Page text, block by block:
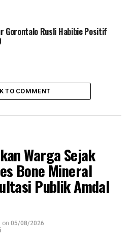
DI INDONESIA
Sebut Ada “Kongkalingkong” di
Massal Disinfektan ke Wilayah
Gorontalo Rusli Habibie Positif
TO COMMENT
Warga Sejak
Bone Mineral
Publik Amdal
on 05/08/2026